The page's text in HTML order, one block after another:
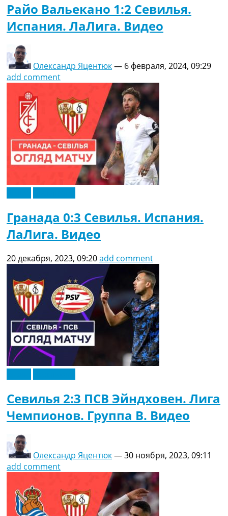
Райо Вальекано 1:2 Севилья.
Испания. ЛаЛига. Видео
Олександр Яцентюк— 6 февраля, 2024, 09:29
add comment
Гранада 0:3 Севилья. Испания.
ЛаЛига. Видео
20 декабря, 2023, 09:20add comment
Севилья 2:3 ПСВ Эйндховен. Лига
Чемпионов. Группа B. Видео
Олександр Яцентюк—30 ноября, 2023, 09:11
add comment